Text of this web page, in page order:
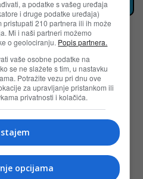
DM
ČLANCI
a podatke s vašeg uređaja
i druge podatke uređaja)
210 partnera ili ih može
Mi i naši partneri možemo
o geolociranju. Popis partnera.
vaše osobne podatke na
se ne slažete s tim, u nastavku
Potražite vezu pri dnu ove
za upravljanje pristankom ili
privatnosti i kolačića.
opcijama